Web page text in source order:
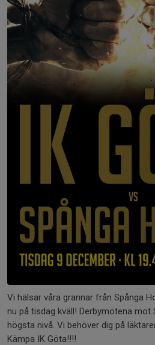
Vi hälsar våra grannar från Spånga
nu på tisdag kväll! Derbymötena mot
högsta nivå. Vi behöver dig på
Kämpa IK Göta!!!!